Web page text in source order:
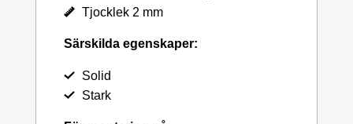
Tjocklek 2 mm
Särskilda egenskaper:
Solid
Stark